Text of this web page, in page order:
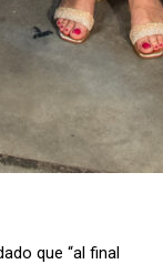
que “al final